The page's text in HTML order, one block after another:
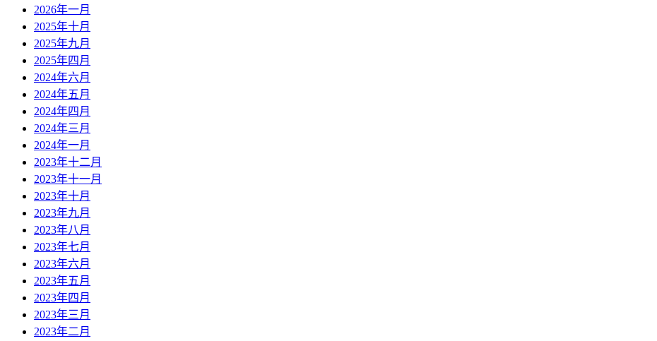
2026年一月
2025年十月
2025年九月
2025年四月
2024年六月
2024年五月
2024年四月
2024年三月
2024年一月
2023年十二月
2023年十一月
2023年十月
2023年九月
2023年八月
2023年七月
2023年六月
2023年五月
2023年四月
2023年三月
2023年二月